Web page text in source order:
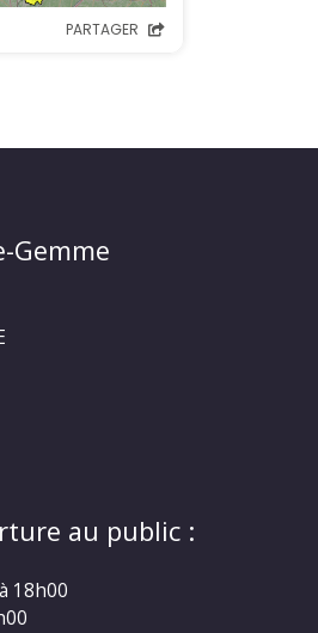
Gemme
au public :
18h00